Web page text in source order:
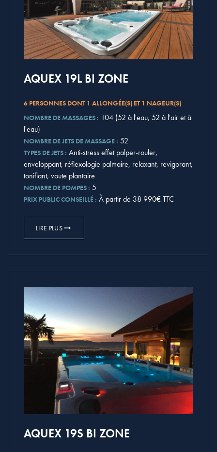
AQUEX 19L BI ZONE
6 PERSONNES DONT 1 ALLONGÉE(S) ET 1 NAGEUR(S)
NOMBRE DE MASSAGES : 104 (52 à l'eau, 52 à l'air et à
l'eau)
NOMBRE DE JETS DE MASSAGE : 52
TYPES DE JETS : Anti-stress effet palper-rouler,
enveloppant, réflexologie palmaire, relaxant, revigorant,
tonifiant, voute plantaire
NOMBRE DE POMPES : 5
PRIX PUBLIC CONSEILLÉ : À partir de 38 990€ TTC
LIRE PLUS
AQUEX 19S BI ZONE